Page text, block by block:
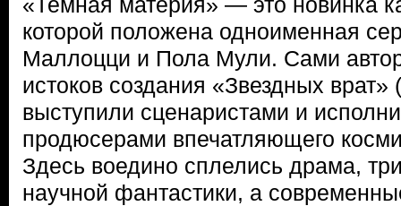
которой положена одноименная
Маллоцци и Пола Мули. Сами
истоков создания «Звездных врат» (
выступили сценаристами и
продюсерами впечатляющего
Здесь воедино сплелись драма,
научной фантастики, а